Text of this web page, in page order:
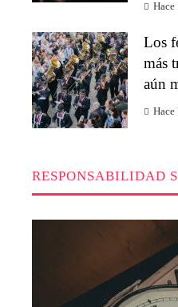
Hace
Los
más
aún
Hace
RESPONSABILIDAD